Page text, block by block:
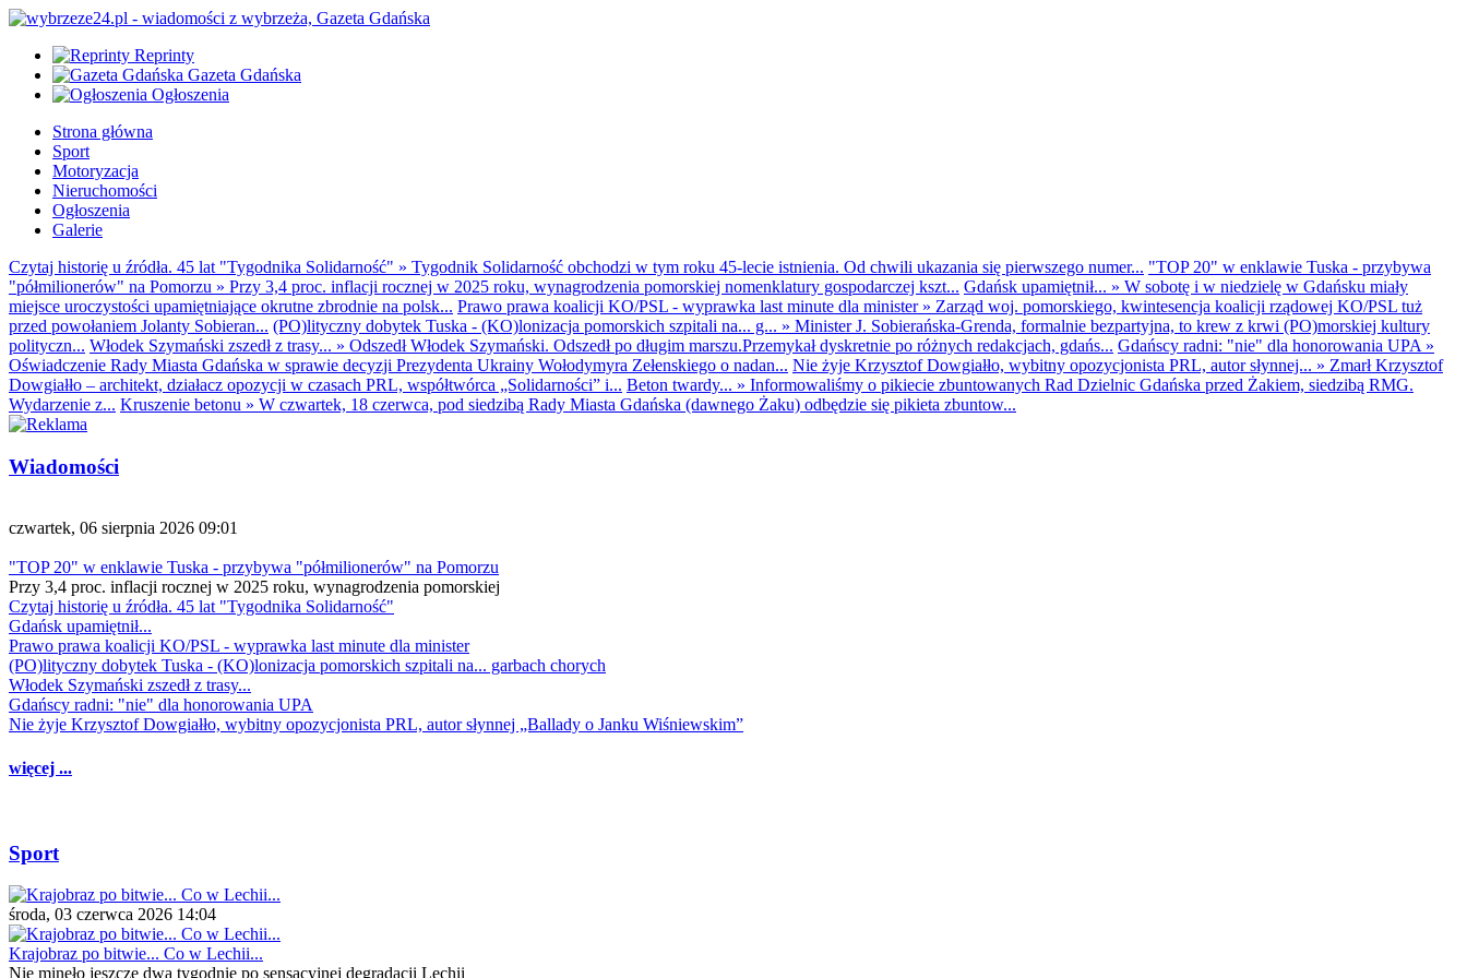
Reprinty
Gazeta Gdańska
Ogłoszenia
Strona główna
Sport
Motoryzacja
Nieruchomości
Ogłoszenia
Galerie
Czytaj historię u źródła. 45 lat "Tygodnika Solidarność" » Tygodnik Solidarność obchodzi w tym roku 45-lecie istnienia. Od chwili ukazania się pierwszego numer... "TOP 20" w enklawie Tuska - przybywa
"półmilionerów" na Pomorzu » Przy 3,4 proc. inflacji rocznej w 2025 roku, wynagrodzenia pomorskiej nomenklatury gospodarczej kszt... Gdańsk upamiętnił... » W sobotę i w niedzielę w Gdańsku miały
miejsce uroczystości upamiętniające okrutne zbrodnie na polsk... Prawo prawa koalicji KO/PSL - wyprawka last minute dla minister» Zarząd woj. pomorskiego, kwintesencja koalicji rządowej KO/PSL tuż
przed powołaniem Jolanty Sobieran... (PO)lityczny dobytek Tuska - (KO)lonizacja pomorskich szpitali na... g... » Minister J. Sobierańska-Grenda, formalnie bezpartyjna, to krew z krwi (PO)morskiej kultury
polityczn... Włodek Szymański zszedł z trasy... » Odszedł Włodek Szymański. Odszedł po długim marszu.Przemykał dyskretnie po różnych redakcjach, gdańs... Gdańscy radni: "nie" dla honorowania UPA »
Oświadczenie Rady Miasta Gdańska w sprawie decyzji Prezydenta Ukrainy Wołodymyra Zełenskiego o nadan... Nie żyje Krzysztof Dowgiałło, wybitny opozycjonista PRL, autor słynnej... » Zmarł Krzysztof
Dowgiałło – architekt, działacz opozycji w czasach PRL, współtwórca „Solidarności” i... Beton twardy... » Informowaliśmy o pikiecie zbuntowanych Rad Dzielnic Gdańska przed Żakiem, siedzibą RMG.
Wydarzenie z... Kruszenie betonu » W czwartek, 18 czerwca, pod siedzibą Rady Miasta Gdańska (dawnego Żaku) odbędzie się pikieta zbuntow...
Wiadomości
czwartek, 06 sierpnia 2026 09:01
"TOP 20" w enklawie Tuska - przybywa "półmilionerów" na Pomorzu
Przy 3,4 proc. inflacji rocznej w 2025 roku, wynagrodzenia pomorskiej
Czytaj historię u źródła. 45 lat "Tygodnika Solidarność"
Gdańsk upamiętnił...
Prawo prawa koalicji KO/PSL - wyprawka last minute dla minister
(PO)lityczny dobytek Tuska - (KO)lonizacja pomorskich szpitali na... garbach chorych
Włodek Szymański zszedł z trasy...
Gdańscy radni: "nie" dla honorowania UPA
Nie żyje Krzysztof Dowgiałło, wybitny opozycjonista PRL, autor słynnej „Ballady o Janku Wiśniewskim”
więcej ...
Sport
środa, 03 czerwca 2026 14:04
Krajobraz po bitwie... Co w Lechii...
Nie minęło jeszcze dwa tygodnie po sensacyjnej degradacji Lechii